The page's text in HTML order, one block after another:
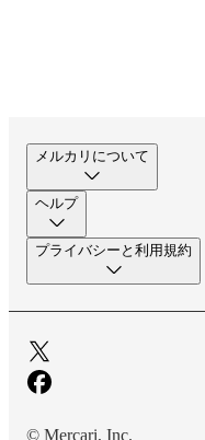
メルカリについて
ヘルプ
プライバシーと利用規約
© Mercari, Inc.